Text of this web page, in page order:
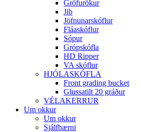
Gröfurökur
Jib
Jöfnunarskóflur
Fláaskóflur
Sópur
Grópskófla
HD Ripper
VA skóflur
HJÓLASKÓFLA
Front grading bucket
Glussatilt 20 gráður
VÉLAKERRUR
Um okkur
Um okkur
Sjálfbærni